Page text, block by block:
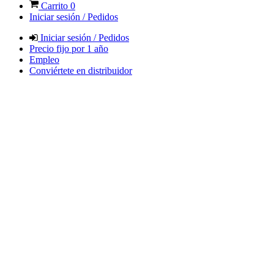
Carrito 0
Iniciar sesión / Pedidos
Iniciar sesión / Pedidos
Precio fijo por 1 año
Empleo
Conviértete en distribuidor